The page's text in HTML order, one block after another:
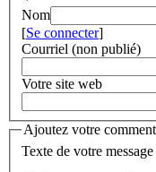
Nom
[Se connecter]
Courriel (non publié)
Votre site web
Ajoutez votre
Texte de votre message